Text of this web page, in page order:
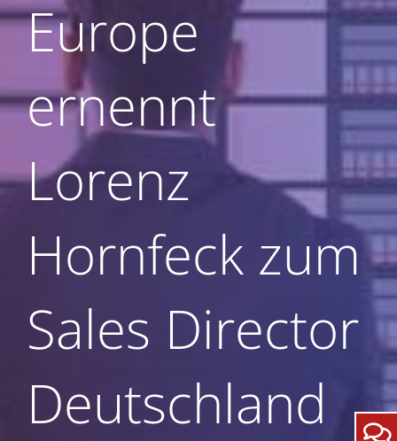
Europe
ernennt
Lorenz
Hornfeck zum
Sales Director
Deutschland